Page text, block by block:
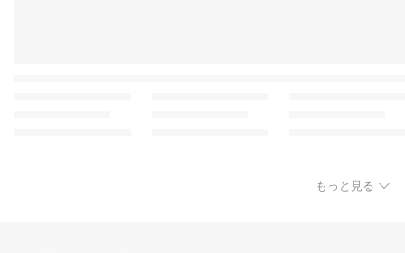
もっと見る